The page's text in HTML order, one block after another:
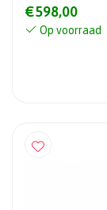
€598,00
Op voorraad